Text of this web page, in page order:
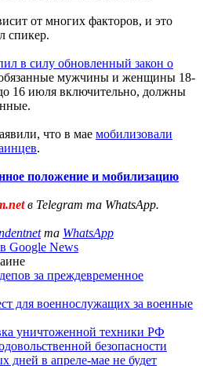
от многих факторов, и это
спикер.
в силу обновленный закон о
мужчины и женщины 18-
16 июля включительно, должны
что в мае мобилизовали
.
положение и мобилизацию
в Telegram та WhatsApp.
та WhatsApp
Google News
за преждевременное
для военнослужащих за военные
уничтоженной техники РФ
безопасности
дней в апреле-мае не будет